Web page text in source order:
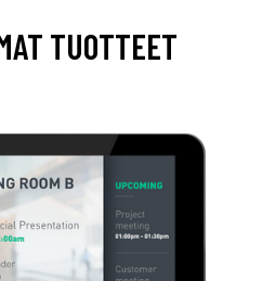
TUOTTEET